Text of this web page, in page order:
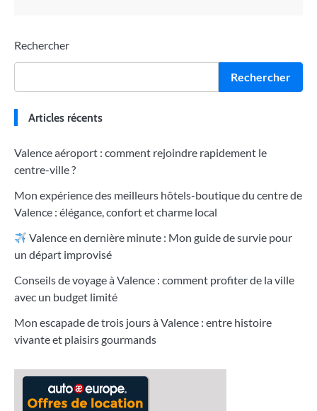
Rechercher
Rechercher
Articles récents
Valence aéroport : comment rejoindre rapidement le
centre-ville ?
Mon expérience des meilleurs hôtels-boutique du centre de
Valence : élégance, confort et charme local
Valence en dernière minute : Mon guide de survie pour
un départ improvisé
Conseils de voyage à Valence : comment profiter de la ville
avec un budget limité
Mon escapade de trois jours à Valence : entre histoire
vivante et plaisirs gourmands